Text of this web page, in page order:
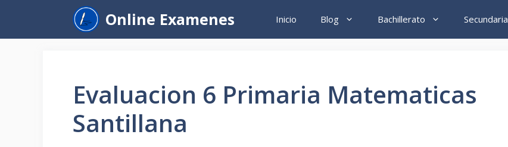
contenido
Online Examenes Inicio Blog Bachillerato Secundaria
Evaluacion 6 Primaria Matematicas
Santillana